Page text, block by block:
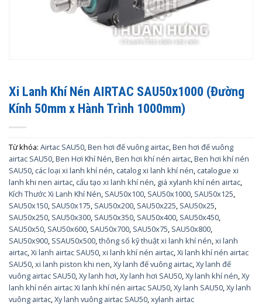
Xi Lanh Khí Nén AIRTAC SAU50x1000 (Đường
Kính 50mm x Hành Trình 1000mm)
Từ khóa: Airtac SAU50,Ben hơi đế vuông airtac,Ben hơi đế vuông
airtac SAU50,Ben Hơi Khí Nén,Ben hơi khí nén airtac,Ben hơi khí nén
SAU50, các loại xi lanh khí nén, catalog xi lanh khí nén, catalogue xi
lanh khi nen airtac, cấu tạo xi lanh khí nén, giá xylanh khí nén airtac,
Kích Thước Xi Lanh Khí Nén, SAU50x100, SAU50x1000, SAU50x125,
SAU50x150, SAU50x175, SAU50x200, SAU50x225, SAU50x25,
SAU50x250, SAU50x300, SAU50x350, SAU50x400, SAU50x450,
SAU50x50, SAU50x600, SAU50x700, SAU50x75, SAU50x800,
SAU50x900, SSAU50x500,thông số kỹ thuật xi lanh khí nén,xi lanh
airtac,Xi lanh airtac SAU50,xi lanh khí nén airtac,Xi lanh khí nén airtac
SAU50,xi lanh piston khi nen,Xy lanh đế vuông airtac,Xy lanh đế
vuông airtac SAU50,Xy lanh hơi,Xy lanh hơi SAU50,Xy lanh khí nén,Xy
lanh khí nén airtac Xi lanh khí nén airtac SAU50,Xy lanh SAU50,Xy lanh
vuông airtac,Xy lanh vuông airtac SAU50,xylanh airtac